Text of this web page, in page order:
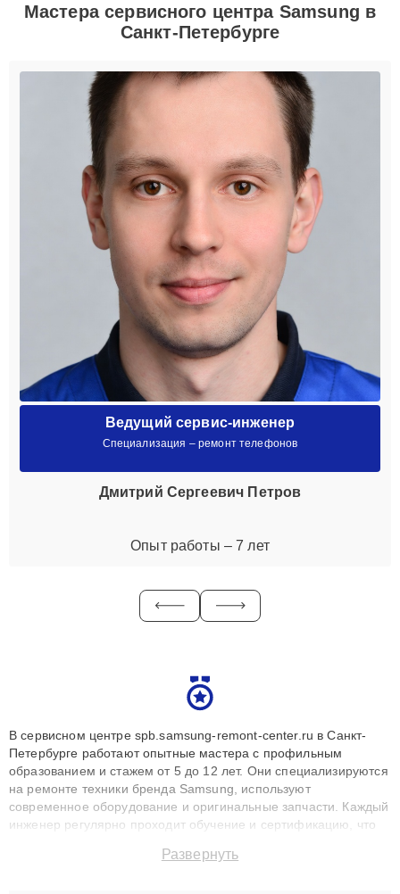
Мастера сервисного центра Samsung в
Санкт-Петербурге
Ведущий сервис-инженер
Специализация – ремонт телефонов
Дмитрий Сергеевич Петров
Опыт работы – 7 лет
В сервисном центре spb.samsung-remont-center.ru в Санкт-
Петербурге работают опытные мастера с профильным
образованием и стажем от 5 до 12 лет. Они специализируются
на ремонте техники бренда Samsung, используют
современное оборудование и оригинальные запчасти. Каждый
инженер регулярно проходит обучение и сертификацию, что
восстанавливать технику с сохранением гарантии до 3 лет.
Развернуть